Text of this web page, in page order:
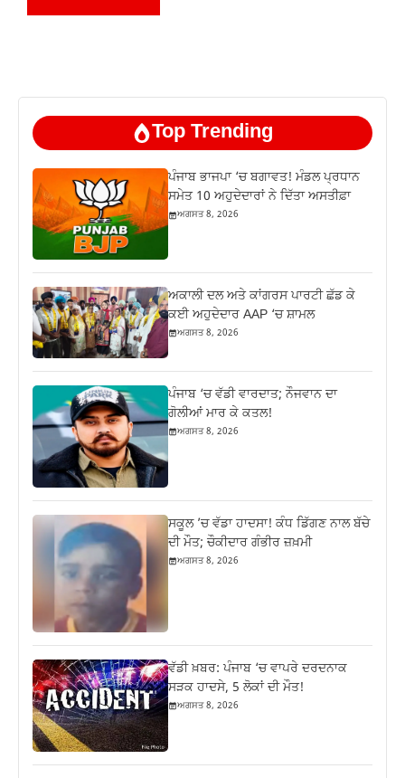
Top Trending
ਪੰਜਾਬ ਭਾਜਪਾ ‘ਚ ਬਗਾਵਤ! ਮੰਡਲ ਪ੍ਰਧਾਨ
ਸਮੇਤ 10 ਅਹੁਦੇਦਾਰਾਂ ਨੇ ਦਿੱਤਾ ਅਸਤੀਫ਼ਾ
ਅਗਸਤ 8, 2026
ਅਕਾਲੀ ਦਲ ਅਤੇ ਕਾਂਗਰਸ ਪਾਰਟੀ ਛੱਡ ਕੇ
ਕਈ ਅਹੁਦੇਦਾਰ AAP ‘ਚ ਸ਼ਾਮਲ
ਅਗਸਤ 8, 2026
ਪੰਜਾਬ ‘ਚ ਵੱਡੀ ਵਾਰਦਾਤ; ਨੌਜਵਾਨ ਦਾ
ਗੋਲੀਆਂ ਮਾਰ ਕੇ ਕਤਲ!
ਅਗਸਤ 8, 2026
ਸਕੂਲ ’ਚ ਵੱਡਾ ਹਾਦਸਾ! ਕੰਧ ਡਿੱਗਣ ਨਾਲ ਬੱਚੇ
ਦੀ ਮੌਤ; ਚੌਕੀਦਾਰ ਗੰਭੀਰ ਜ਼ਖ਼ਮੀ
ਅਗਸਤ 8, 2026
ਵੱਡੀ ਖ਼ਬਰ: ਪੰਜਾਬ ‘ਚ ਵਾਪਰੇ ਦਰਦਨਾਕ
ਸੜਕ ਹਾਦਸੇ, 5 ਲੋਕਾਂ ਦੀ ਮੌਤ!
ਅਗਸਤ 8, 2026